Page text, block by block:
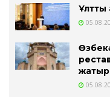
жатыр